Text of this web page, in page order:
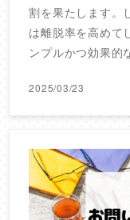
割を果たします。
は離脱率を高めて
ンプルかつ効果
2025/03/23